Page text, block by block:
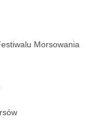
Morsowania